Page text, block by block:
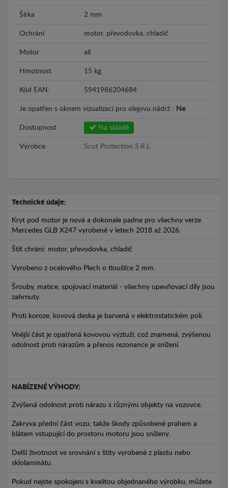
Šírka 2 mm
Ochrání motor, převodovka, chladič
Motor all
Hmotnost 15 kg
Kód EAN: 5941986204684
Je opatřen s oknem vizualizací pro olejovu nádrž : Ne
Dostupnost Na skladě
Výrobce Scut Protection S.R.L
Technické údaje:
Kryt pod motor je nová a dokonale padne pro všechny verze
Mercedes GLB X247 vyrobené v letech 2018 až 2026.
Štít chrání: motor, převodovka, chladič
Vyrobeno z ocelového Plech o tloušťce 2 mm.
Šrouby, matice, spojovací materiál - všechny upevňovací díly jsou
zahrnuty.
Proti koroze, kovová deska je barvená v elektrostatickém poli.
Vnější část je opatřená kovovou výztuží, což znamená, zvýšenou
odolnost proti nárazům a přenos rezonance je snížení.
NABÍZENÉ VÝHODY:
Zvýšená odolnost proti nárazu s různými objekty na vozovce.
Zakryva přední část vozu, takže škody způsobené prahem a
blátem vstupující do prostoru motoru jsou sníženy.
Delší životnost ve srovnání s štíty vyrobené z plastu nebo
sklolaminátu.
Pokud nejste spokojeni s kvalitou objednaného výrobku, můžete